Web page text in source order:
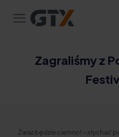
Zagraliśmy z
Zaraz będzie ciemno! – słychać